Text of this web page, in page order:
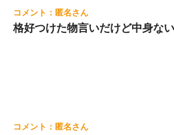
匿名
格好つけた物言いだけど中身な
匿名